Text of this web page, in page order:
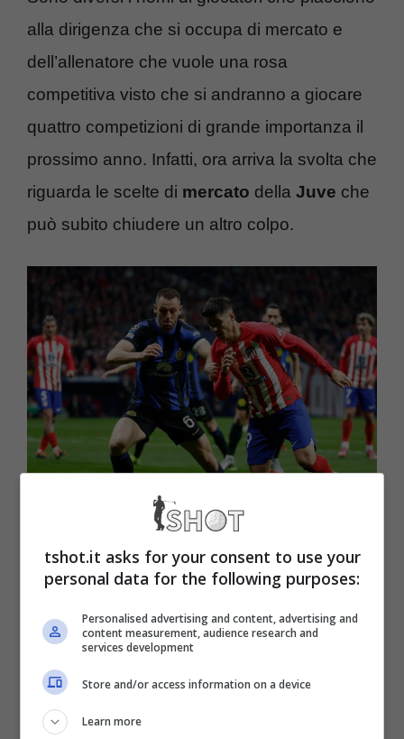
alla dirigenza che si occupa di mercato e
dell’allenatore che vuole una rosa
competitiva visto che si andranno a giocare
quattro competizioni di grande importanza il
prossimo anno. Infatti, ora arriva la svolta che
riguarda le scelte di mercato della Juve che
può subito chiudere un altro colpo.
Ha scelto di giocare per la Juventus con uno stipendio più
Uno dei primi ad arrivare sarà il nuovo
portiereDi Gregoriovisto che partirà
, poi via a seguirsi tanti altri e un
altro di questi potrebbe arrivare proprio dai
rivali. Un giocatore che conosce benissimo il
tshot.it asks for your consent to use your
personal data for the following purposes:
Personalised advertising and content, advertising and
content measurement, audience research and
services development
Store and/or access information on a device
Learn more